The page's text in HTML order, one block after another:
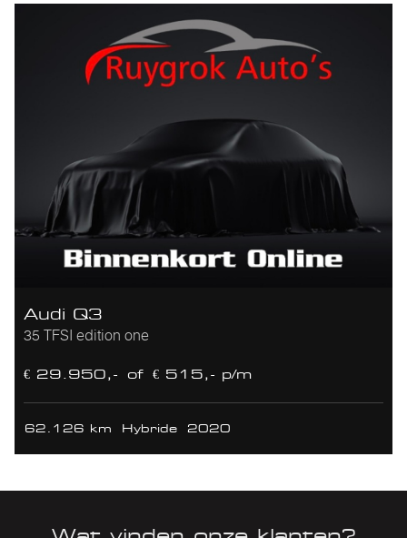
Audi Q3
35 TFSI edition one
€ 29.950,- of € 515,- p/m
62.126 km Hybride 2020